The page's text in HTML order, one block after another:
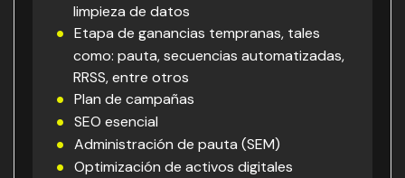
limpieza de datos
Etapa de ganancias tempranas, tales
como: pauta, secuencias automatizadas,
RRSS, entre otros
Plan de campañas
SEO esencial
Administración de pauta (SEM)
Optimización de activos digitales